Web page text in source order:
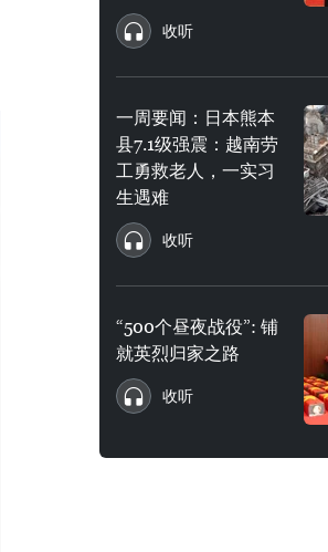
收听
一周要闻：日本熊本
县7.1级强震：越南劳
工勇救老人，一实习
生遇难
收听
“500个昼夜战役”: 铺
就英烈归家之路
收听